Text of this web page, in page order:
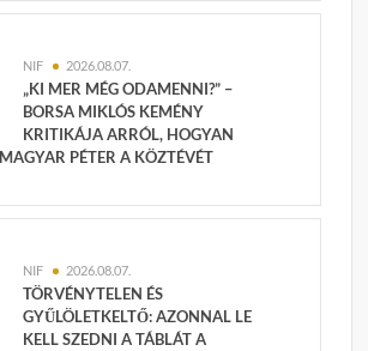
NIF 2026.08.07.
„KI MER MÉG ODAMENNI?” –
BORSA MIKLÓS KEMÉNY
KRITIKÁJA ARRÓL, HOGYAN
PÉTER A KÖZTÉVÉT
NIF 2026.08.07.
TÖRVÉNYTELEN ÉS
GYŰLÖLETKELTŐ: AZONNAL LE
KELL SZEDNI A TÁBLÁT A